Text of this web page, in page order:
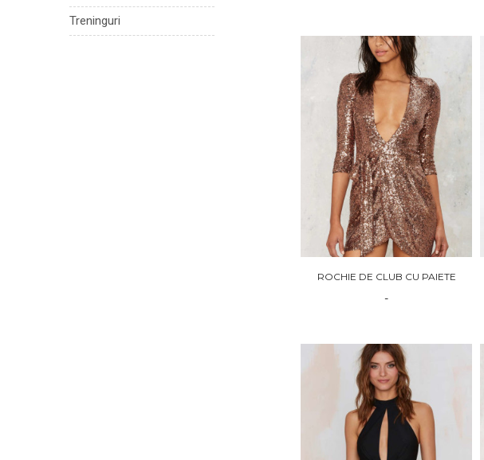
ROCHIE DE CLUB CU PAIETE
-
Treninguri